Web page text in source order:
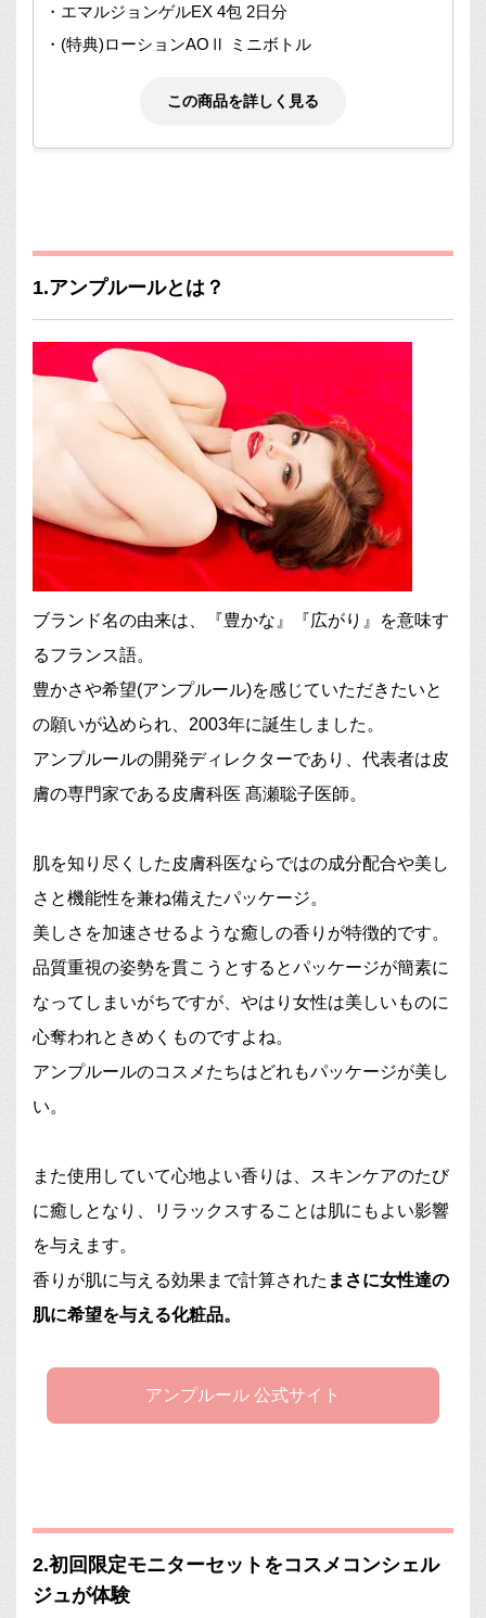
・エマルジョンゲルEX 4包 2日分
・(特典)ローションAOⅡ ミニボトル
この商品を詳しく見る
1.アンプルールとは？
ブランド名の由来は、『豊かな』『広がり』を意味す
るフランス語。
豊かさや希望(アンプルール)を感じていただきたいと
の願いが込められ、2003年に誕生しました。
アンプルールの開発ディレクターであり、代表者は皮
膚の専門家である皮膚科医 髙瀬聡子医師。
肌を知り尽くした皮膚科医ならではの成分配合や美し
さと機能性を兼ね備えたパッケージ。
美しさを加速させるような癒しの香りが特徴的です。
品質重視の姿勢を貫こうとするとパッケージが簡素に
なってしまいがちですが、やはり女性は美しいものに
心奪われときめくものですよね。
アンプルールのコスメたちはどれもパッケージが美し
い。
また使用していて心地よい香りは、スキンケアのたび
に癒しとなり、リラックスすることは肌にもよい影響
を与えます。
香りが肌に与える効果まで計算された まさに女性達の
肌に希望を与える化粧品。
アンプルール 公式サイト
2.初回限定モニターセットをコスメコンシェル
ジュが体験